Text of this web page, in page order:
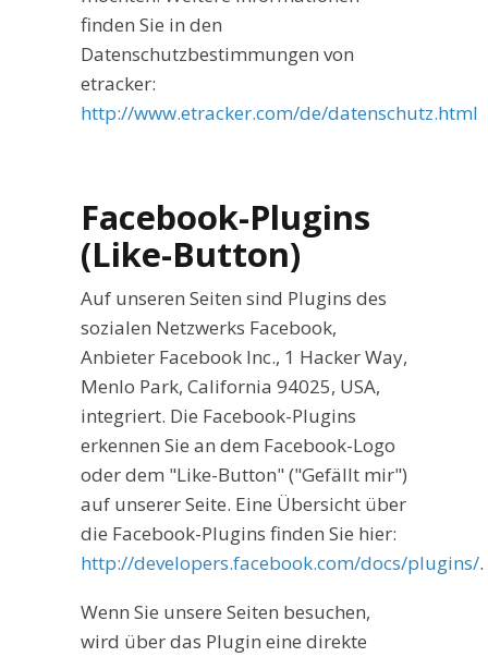
finden Sie in den
Datenschutzbestimmungen von
etracker:
http://www.etracker.com/de/datenschutz.html
Facebook-Plugins
(Like-Button)
Auf unseren Seiten sind Plugins des
sozialen Netzwerks Facebook,
Anbieter Facebook Inc., 1 Hacker Way,
Menlo Park, California 94025, USA,
integriert. Die Facebook-Plugins
erkennen Sie an dem Facebook-Logo
oder dem "Like-Button" ("Gefällt mir")
auf unserer Seite. Eine Übersicht über
die Facebook-Plugins finden Sie hier:
http://developers.facebook.com/docs/plugins/.
Wenn Sie unsere Seiten besuchen,
wird über das Plugin eine direkte